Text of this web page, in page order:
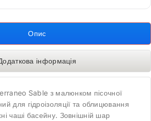
Опис
інформація
Sable з малюнком пісочної
для гідроізоляції та облицювання
чаші басейну. Зовнішній шар